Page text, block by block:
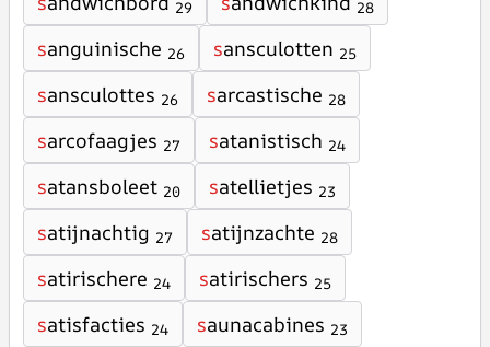
29 28
sanguinische 26 sansculotten 25
sansculottes 26 sarcastische 28
sarcofaagjes 27 satanistisch 24
satansboleet 20 satellietjes 23
satijnachtig 27 satijnzachte 28
satirischere 24 satirischers 25
satisfacties 24 saunacabines 23